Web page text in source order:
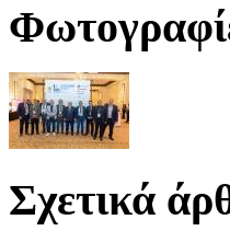
Σχετικά